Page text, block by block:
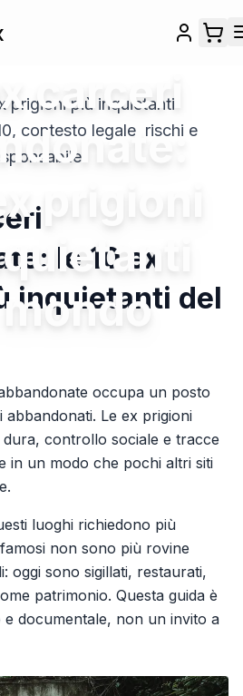
carceri
prigioni
prigioni più inquietanti
contesto legale, rischi e
le 10 ex
inquietanti del
occupa un posto
Le ex prigioni
controllo sociale e tracce
in un modo che pochi altri siti
luoghi richiedono più
non sono più rovine
oggi sono sigillati, restaurati,
patrimonio. Questa guida è
documentale, non un invito a